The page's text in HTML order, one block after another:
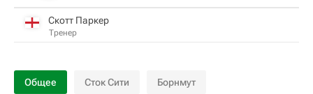
Скотт Паркер
Тренер
Общее Сток Сити Борнмут